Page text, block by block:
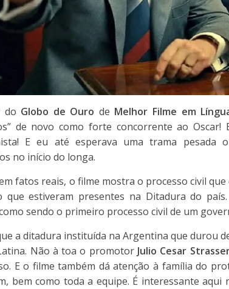
do Globo de Ouro de Melhor Filme em
de novo como forte concorrente ao Oscar!
E eu até esperava uma trama pesada
no início do longa.
fatos reais, o filme mostra o processo civil
que estiveram presentes na Ditadura do
sendo o primeiro processo civil de um
a ditadura instituída na Argentina que durou
Não à toa o promotor Julio Cesar
E o filme também dá atenção à família do
bem como toda a equipe. É interessante